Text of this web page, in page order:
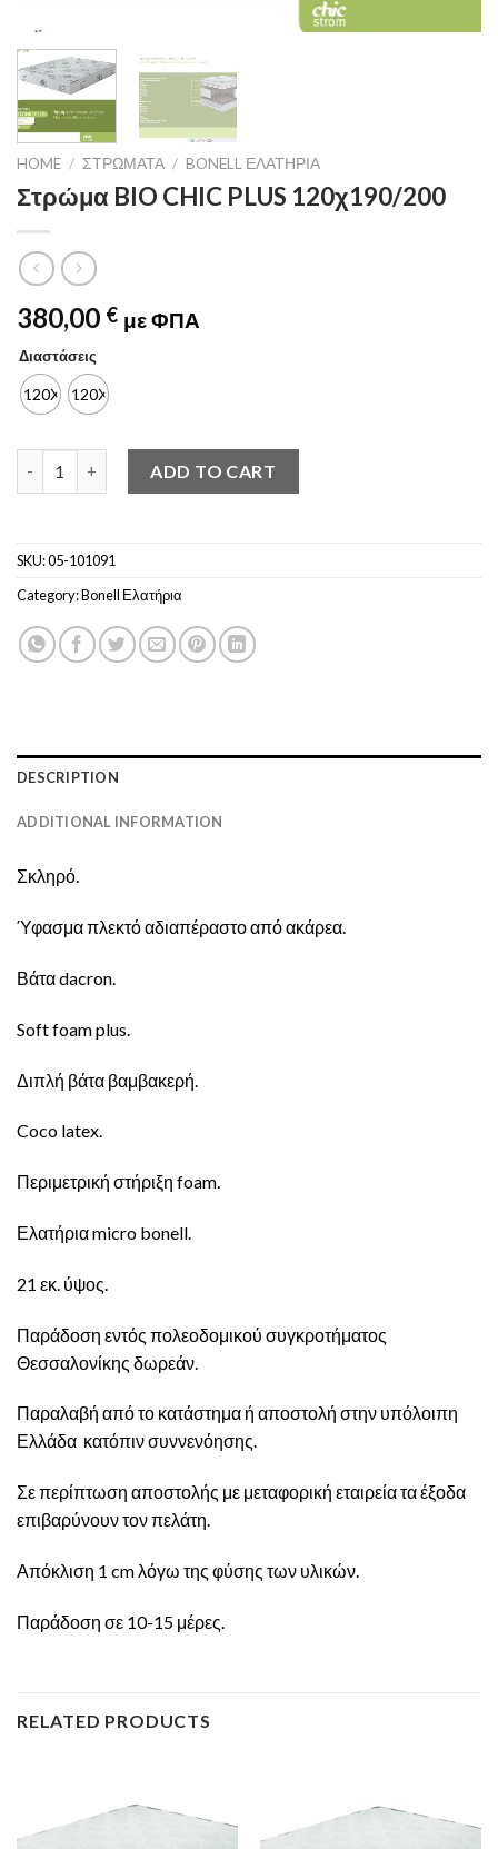
HOME / ΣΤΡΏΜΑΤΑ / BONELL ΕΛΑΤΉΡΙΑ
Στρώμα BIO CHIC PLUS 120χ190/200
380,00 € με ΦΠΑ
Διαστάσεις
120Χ190120Χ200
ADD TO CART
SKU:05-101091
Category:Bonell Ελατήρια
DESCRIPTION
ADDITIONAL INFORMATION
Σκληρό.
Ύφασμα πλεκτό αδιαπέραστο από ακάρεα.
Βάτα dacron.
Soft foam plus.
Διπλή βάτα βαμβακερή.
Coco latex.
Περιμετρική στήριξη foam.
Ελατήρια micro bonell.
21 εκ. ύψος.
Παράδοση εντός πολεοδομικού συγκροτήματος
Θεσσαλονίκης δωρεάν.
Παραλαβή από το κατάστημα ή αποστολή στην υπόλοιπη
Ελλάδα κατόπιν συννενόησης.
Σε περίπτωση αποστολής με μεταφορική εταιρεία τα έξοδα
επιβαρύνουν τον πελάτη.
Απόκλιση 1 cm λόγω της φύσης των υλικών.
Παράδοση σε 10-15 μέρες.
RELATED PRODUCTS